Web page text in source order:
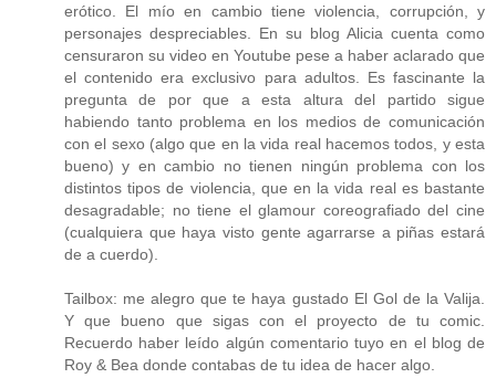
erótico. El mío en cambio tiene violencia, corrupción, y
personajes despreciables. En su blog Alicia cuenta como
censuraron su video en Youtube pese a haber aclarado que
el contenido era exclusivo para adultos. Es fascinante la
pregunta de por que a esta altura del partido sigue
habiendo tanto problema en los medios de comunicación
con el sexo (algo que en la vida real hacemos todos, y esta
bueno) y en cambio no tienen ningún problema con los
distintos tipos de violencia, que en la vida real es bastante
desagradable; no tiene el glamour coreografiado del cine
(cualquiera que haya visto gente agarrarse a piñas estará
de a cuerdo).
Tailbox: me alegro que te haya gustado El Gol de la Valija.
Y que bueno que sigas con el proyecto de tu comic.
Recuerdo haber leído algún comentario tuyo en el blog de
Roy & Bea donde contabas de tu idea de hacer algo.